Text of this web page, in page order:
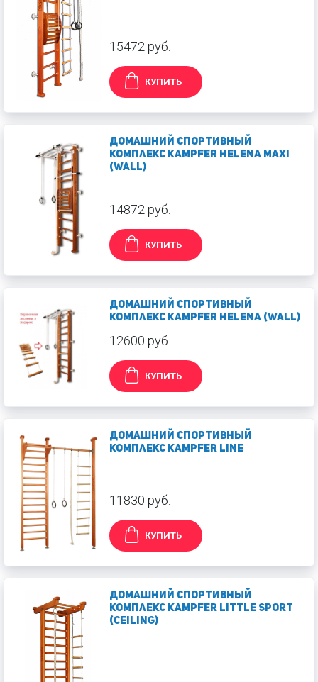
15472 руб.
КУПИТЬ
Домашний спортивный
комплекс Kampfer Helena Maxi
(wall)
14872 руб.
КУПИТЬ
Домашний спортивный
комплекс Kampfer Helena (wall)
12600 руб.
КУПИТЬ
Домашний спортивный
комплекс Kampfer Line
11830 руб.
КУПИТЬ
Домашний спортивный
комплекс Kampfer Little sport
(ceiling)